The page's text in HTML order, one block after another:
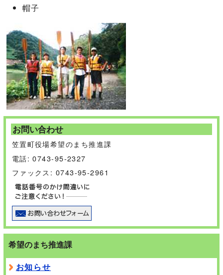
帽子
お問い合わせ
笠置町役場希望のまち推進課
電話: 0743-95-2327
ファックス: 0743-95-2961
希望のまち推進課
お知らせ